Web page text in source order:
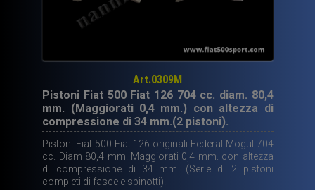
Art.0309M
Pistoni Fiat 500 Fiat 126 704 cc. diam. 80,4
mm. (Maggiorati 0,4 mm.) con altezza di
compressione di 34 mm.(2 pistoni).
Pistoni Fiat 500 Fiat 126 originali Federal Mogul 704
cc. Diam 80,4 mm. Maggiorati 0,4 mm. con altezza
di compressione di 34 mm. (Serie di 2 pistoni
completi di fasce e spinotti).